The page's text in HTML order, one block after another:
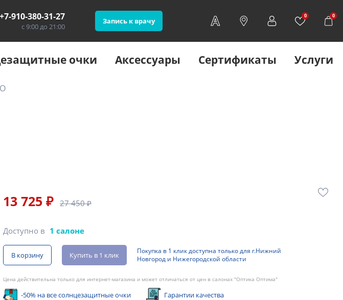
+7-910-380-31-27
с 9:00 до 21:00
Запись к врачу
0 0
очки Аксессуары Сертификаты Услуги
13 725 ₽ 27 450 ₽
Доступно в 1 салоне
В корзину Купить в 1 клик
Покупка в 1 клик доступна только для г.Нижний
Новгород и Нижегородской области
Цена действительна только для интернет-магазина и может отличаться от цен в салонах "Оптика Оптима"
-50% на все солнцезащитные очки Гарантии качества